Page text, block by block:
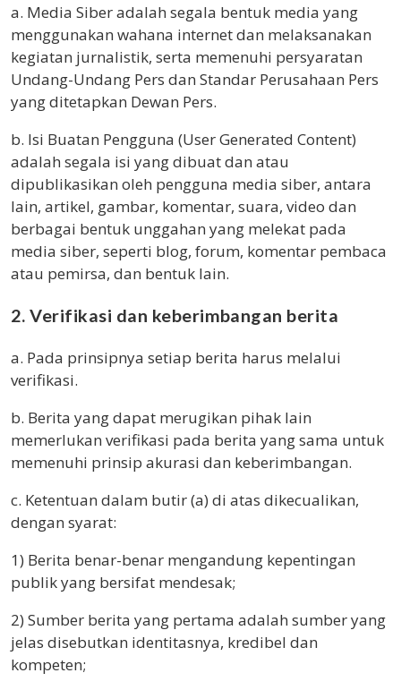
a. Media Siber adalah segala bentuk media yang
menggunakan wahana internet dan melaksanakan
kegiatan jurnalistik, serta memenuhi persyaratan
Undang-Undang Pers dan Standar Perusahaan Pers
yang ditetapkan Dewan Pers.
b. Isi Buatan Pengguna (User Generated Content)
adalah segala isi yang dibuat dan atau
dipublikasikan oleh pengguna media siber, antara
lain, artikel, gambar, komentar, suara, video dan
berbagai bentuk unggahan yang melekat pada
media siber, seperti blog, forum, komentar pembaca
atau pemirsa, dan bentuk lain.
2. Verifikasi dan keberimbangan berita
a. Pada prinsipnya setiap berita harus melalui
verifikasi.
b. Berita yang dapat merugikan pihak lain
memerlukan verifikasi pada berita yang sama untuk
memenuhi prinsip akurasi dan keberimbangan.
c. Ketentuan dalam butir (a) di atas dikecualikan,
dengan syarat:
1) Berita benar-benar mengandung kepentingan
publik yang bersifat mendesak;
2) Sumber berita yang pertama adalah sumber yang
jelas disebutkan identitasnya, kredibel dan
kompeten;